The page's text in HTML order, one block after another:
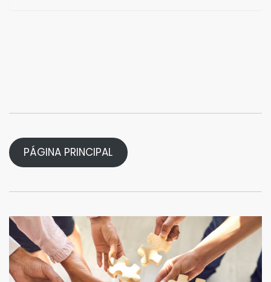
PÁGINA PRINCIPAL